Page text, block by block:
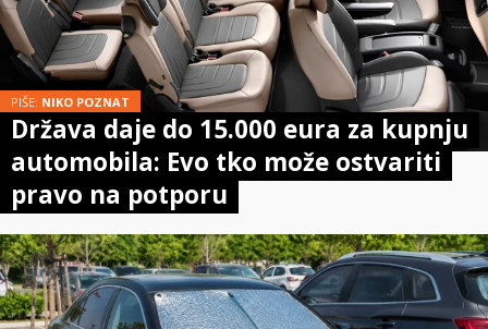
PIŠE: NIKO POZNAT
Država daje do 15.000 eura za kupnju
automobila: Evo tko može ostvariti
pravo na potporu